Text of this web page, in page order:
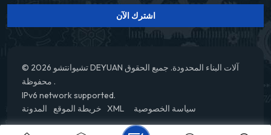
اشترك الآن
© 2026 تشيوانتشو DEYUAN آلات البناء المحدودة. جميع الحقوق
محفوظة .
IPv6 network supported.
المدونة
خريطة الموقع XML سياسة الخصوصية